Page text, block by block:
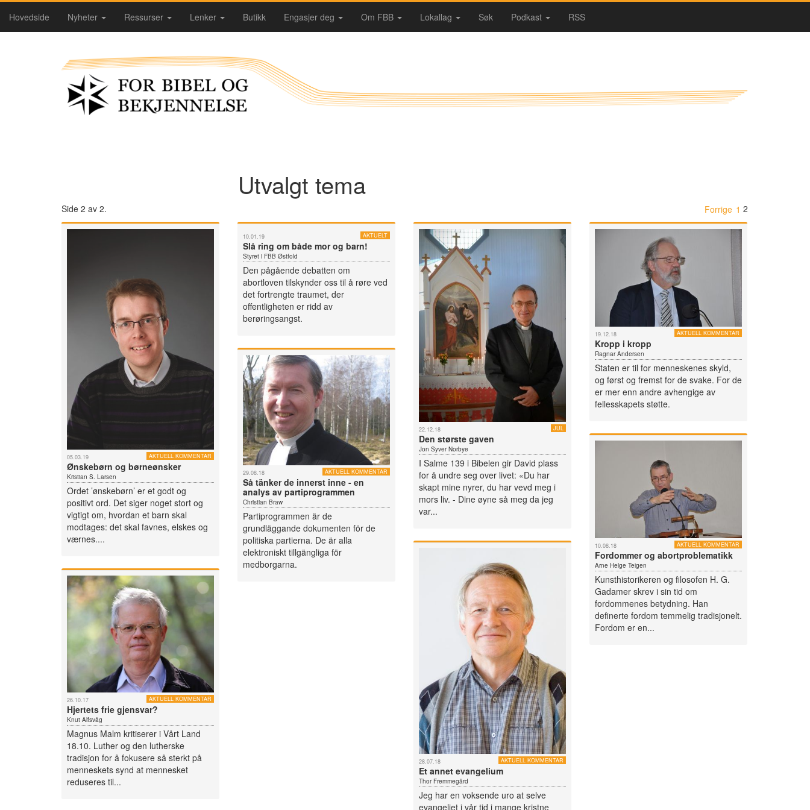
Hovedside Nyheter Ressurser Lenker Butikk Engasjer deg Om FBB Lokallag Søk Podkast RSS
Utvalgt tema
Side 2 av 2. Forrige 1 2
05.03.19 AKTUELL KOMMENTAR
Ønskebørn og børneønsker
Kristian S. Larsen
Ordet ’ønskebørn’ er et godt og
positivt ord. Det siger noget stort og
vigtigt om, hvordan et barn skal
modtages: det skal favnes, elskes og
værnes....
10.01.19 AKTUELT
Slå ring om både mor og barn!
Styret i FBB Østfold
Den pågående debatten om
abortloven tilskynder oss til å røre ved
det fortrengte traumet, der
offentligheten er ridd av
berøringsangst.
22.12.18 JUL
Den største gaven
Jon Syver Norbye
I Salme 139 i Bibelen gir David plass
for å undre seg over livet: «Du har
skapt mine nyrer, du har vevd meg i
mors liv. - Dine øyne så meg da jeg
var...
19.12.18 AKTUELL KOMMENTAR
Kropp i kropp
Ragnar Andersen
Staten er til for menneskenes skyld,
og først og fremst for de svake. For de
er mer enn andre avhengige av
fellesskapets støtte.
29.08.18 AKTUELL KOMMENTAR
Så tänker de innerst inne - en
analys av partiprogrammen
Christian Braw
Partiprogrammen är de
grundläggande dokumenten för de
politiska partierna. De är alla
elektroniskt tillgängliga för
medborgarna.
10.08.18 AKTUELL KOMMENTAR
Fordommer og abortproblematikk
Arne Helge Teigen
Kunsthistorikeren og filosofen H. G.
Gadamer skrev i sin tid om
fordommenes betydning. Han
definerte fordom temmelig tradisjonelt.
Fordom er en...
28.07.18 AKTUELL KOMMENTAR
Et annet evangelium
Thor Fremmegård
Jeg har en voksende uro at selve
evangeliet i vår tid i mange kristne
26.10.17 AKTUELL KOMMENTAR
Hjertets frie gjensvar?
Knut Alfsvåg
Magnus Malm kritiserer i Vårt Land
18.10. Luther og den lutherske
tradisjon for å fokusere så sterkt på
menneskets synd at mennesket
reduseres til...